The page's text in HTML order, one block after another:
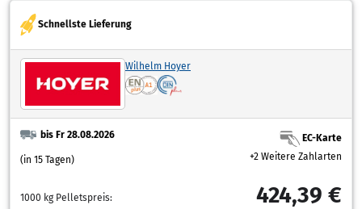
Schnellste Lieferung
Wilhelm Hoyer
bis Fr 28.08.2026
(in 15 Tagen)
EC-Karte
+2 Weitere Zahlarten
1000 kg Pelletspreis: 424,39 €